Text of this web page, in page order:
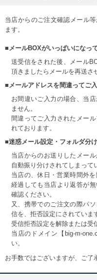
当店からのご注文確認メール
ます。
■メールBOXがいっぱいになって
送受信をされた後、メール
頂きましたらメールを再送さ
■メールアドレスを間違ってご入
お間違いご入力の場合、当
ません。
間違ってご入力されたメー
れております。
■迷惑メール設定・フォルダ分け
当店からのお送りしたメー
自動振り分けされてしまって
当店の、休日・営業時間外
経過しても当店より返答が
確認ください。
又、携帯でのご注文の際パ
信を、拒否設定にされていま
受信拒否設定を解除または受
当店のドメイン【big-m-
い。
お手数ではございますが、ご了